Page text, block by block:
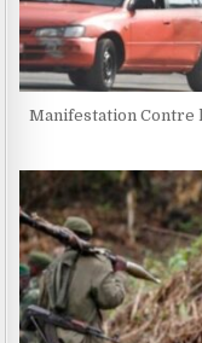
Manifestation Contre